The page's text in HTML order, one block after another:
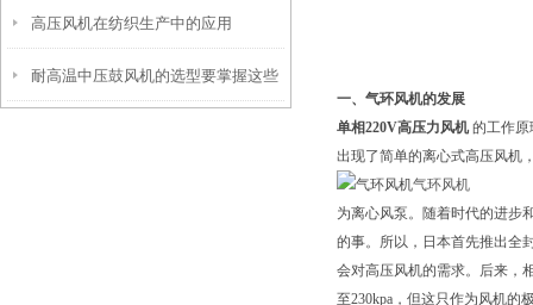
高压风机在纺织生产中的应用
耐高温中压鼓风机的选型要掌握这些
一、气环风机的发展
单相220V高压力风机的工作原
出现了简单的离心式高压风机
气环风机
为离心风泵。随着时代的进步
的事。所以，日本首先推出全
会对高压风机的需求。后来，
至230kpa，但这只作为风机的